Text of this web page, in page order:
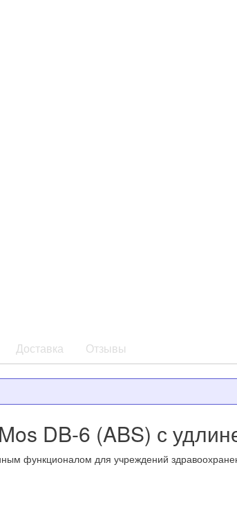
Доставка Отзывы
DB-6 (ABS) с
функционалом для учреждений